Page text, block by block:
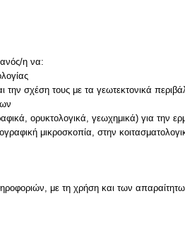
η να:
σχέση τους με τα γεωτεκτονικά
ορυκτολογικά, γεωχημικά) για την
μικροσκοπία, στην
με τη χρήση και των